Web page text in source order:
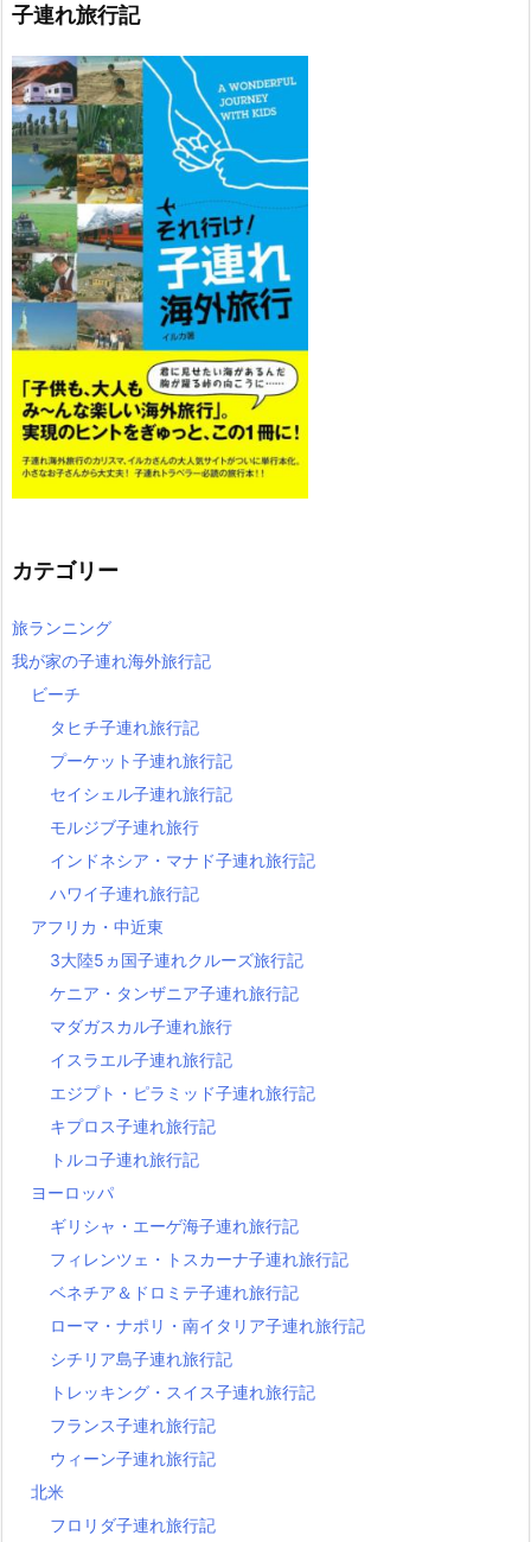
子連れ旅行記
カテゴリー
旅ランニング
我が家の子連れ海外旅行記
ビーチ
タヒチ子連れ旅行記
プーケット子連れ旅行記
セイシェル子連れ旅行記
モルジブ子連れ旅行
インドネシア・マナド子連れ旅行記
ハワイ子連れ旅行記
アフリカ・中近東
3大陸5ヵ国子連れクルーズ旅行記
ケニア・タンザニア子連れ旅行記
マダガスカル子連れ旅行
イスラエル子連れ旅行記
エジプト・ピラミッド子連れ旅行記
キプロス子連れ旅行記
トルコ子連れ旅行記
ヨーロッパ
ギリシャ・エーゲ海子連れ旅行記
フィレンツェ・トスカーナ子連れ旅行記
ベネチア＆ドロミテ子連れ旅行記
ローマ・ナポリ・南イタリア子連れ旅行記
シチリア島子連れ旅行記
トレッキング・スイス子連れ旅行記
フランス子連れ旅行記
ウィーン子連れ旅行記
北米
フロリダ子連れ旅行記